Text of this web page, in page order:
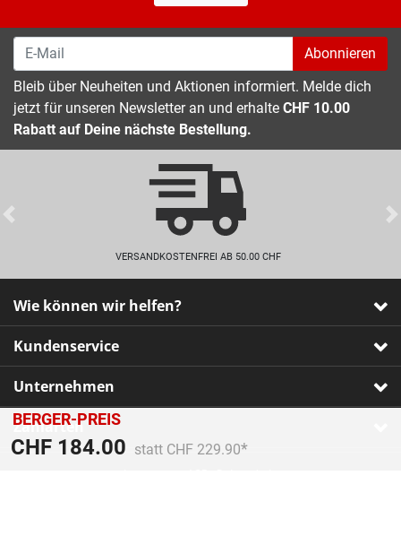
BERGER-PREIS
CHF 184.00 Preis reduziert von
statt CHF 229.90
An
Abonnieren
Bleib über Neuheiten und Aktionen informiert. Melde dich
jetzt für unseren Newsletter an und erhalte CHF 10.00
Rabatt auf Deine nächste Bestellung.
VERSANDKOSTENFREI AB 50.00 CHF
Previous
Wie können wir helfen?
Kundenservice
Unternehmen
Zahlarten